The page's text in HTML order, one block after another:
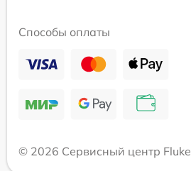
Способы оплаты
© 2026 Сервисный центр Fluke